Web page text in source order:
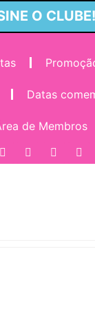
O CLUBE!
Datas
de Membros